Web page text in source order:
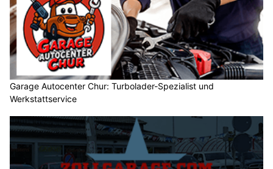
Garage Autocenter Chur: Turbolader-Spezialist und
Werkstattservice